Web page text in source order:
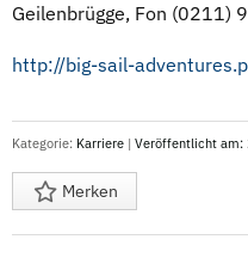
Geilenbrügge, Fon (0211)
http://big-sail-
Kategorie: Karriere | Veröffentlicht
Merken